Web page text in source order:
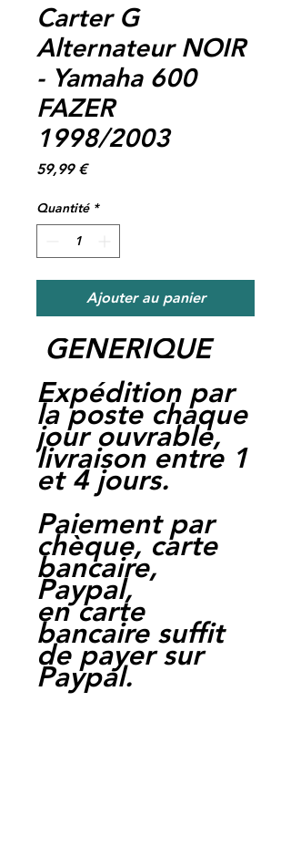
Carter G
Alternateur NOIR
- Yamaha 600
FAZER
1998/2003
59,99 €Prix
Quantité *
Ajouter au panier
GENERIQUE
Expédition par
la poste chaque
jour ouvrable,
livraison entre 1
et 4 jours.
Paiement par
chèque, carte
bancaire,
Paypal,
en carte
bancaire suffit
de payer sur
Paypal.